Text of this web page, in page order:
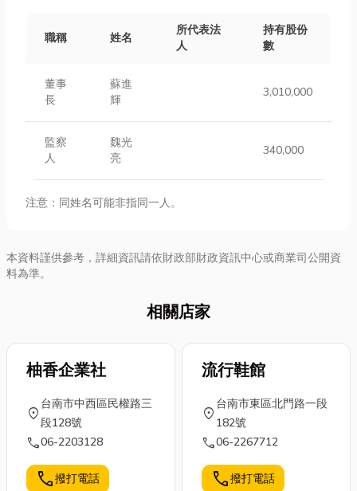
職稱 姓名
所代表法
人
持有股份
數
董事
長
蘇進
輝
3,010,000
監察
人
魏光
亮
340,000
注意：同姓名可能非指同一人。
本資料謹供參考，詳細資訊請依財政部財政資訊中心或商業司公開資
料為準。
相關店家
柚香企業社
location_on
台南市中西區民權路三
段128號
call06-2203128
call撥打電話
流行鞋館
location_on
台南市東區北門路一段
182號
call06-2267712
call撥打電話